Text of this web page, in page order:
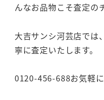
んなお品物こそ査定の
大吉サンシ河芸店では
寧に査定いたします。
0120-456-688お気軽